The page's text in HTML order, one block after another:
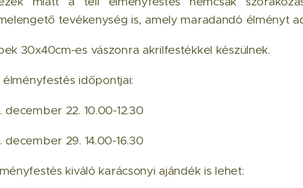
tevékenység is, amely maradandó élményt
30x40cm-es vászonra akrilfestékkel készülnek.
időpontjai:
december 22. 10.00-12.30
december 29. 14.00-16.30
kiváló karácsonyi ajándék is lehet: